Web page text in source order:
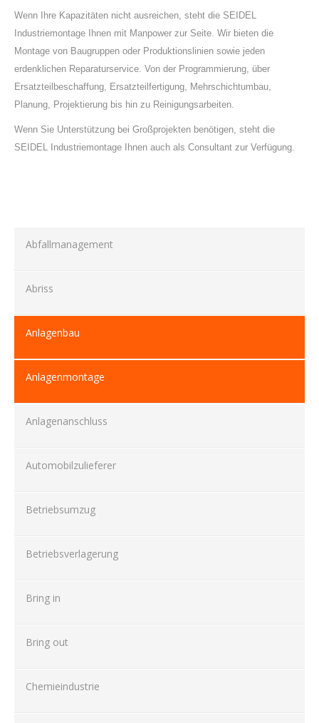
Wenn Ihre Kapazitäten nicht ausreichen, steht die SEIDEL
Industriemontage Ihnen mit Manpower zur Seite. Wir bieten die
Montage von Baugruppen oder Produktionslinien sowie jeden
erdenklichen Reparaturservice. Von der Programmierung, über
Ersatzteilbeschaffung, Ersatzteilfertigung, Mehrschichtumbau,
Planung, Projektierung bis hin zu Reinigungsarbeiten.
Wenn Sie Unterstützung bei Großprojekten benötigen, steht die
SEIDEL Industriemontage Ihnen auch als Consultant zur Verfügung.
Abfallmanagement
Abriss
Anlagenbau
Anlagenmontage
Anlagenanschluss
Automobilzulieferer
Betriebsumzug
Betriebsverlagerung
Bring in
Bring out
Chemieindustrie